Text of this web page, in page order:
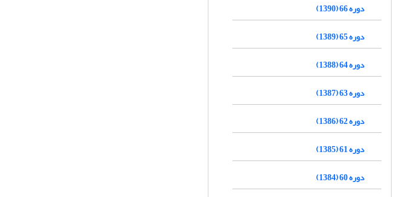
دوره 66 (1390)
دوره 65 (1389)
دوره 64 (1388)
دوره 63 (1387)
دوره 62 (1386)
دوره 61 (1385)
دوره 60 (1384)